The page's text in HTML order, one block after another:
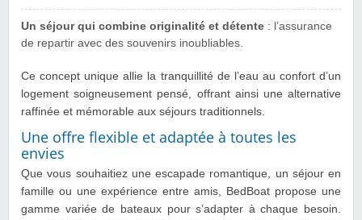
Un séjour qui combine originalité et détente : l’assurance
de repartir avec des souvenirs inoubliables.
Ce concept unique allie la tranquillité de l’eau au confort d’un
logement soigneusement pensé, offrant ainsi une alternative
raffinée et mémorable aux séjours traditionnels.
Une offre flexible et adaptée à toutes les
envies
Que vous souhaitiez une escapade romantique, un séjour en
famille ou une expérience entre amis, BedBoat propose une
gamme variée de bateaux pour s’adapter à chaque besoin.